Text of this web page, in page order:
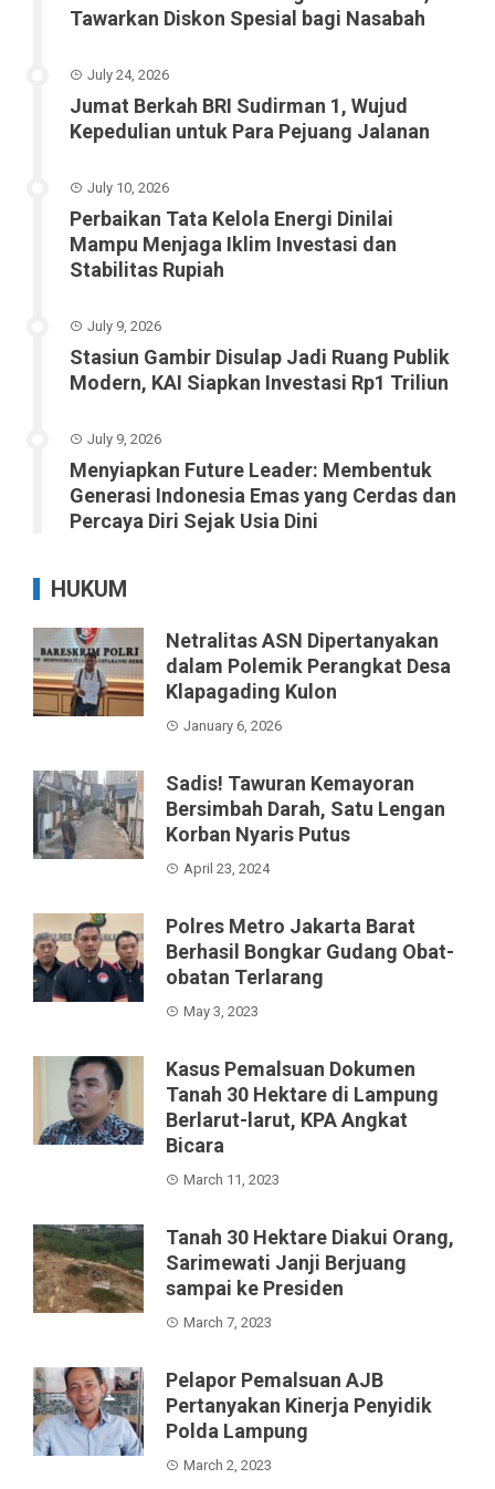
Tawarkan Diskon Spesial bagi Nasabah
July 24, 2026
Jumat Berkah BRI Sudirman 1, Wujud
Kepedulian untuk Para Pejuang Jalanan
July 10, 2026
Perbaikan Tata Kelola Energi Dinilai
Mampu Menjaga Iklim Investasi dan
Stabilitas Rupiah
July 9, 2026
Stasiun Gambir Disulap Jadi Ruang Publik
Modern, KAI Siapkan Investasi Rp1 Triliun
July 9, 2026
Menyiapkan Future Leader: Membentuk
Generasi Indonesia Emas yang Cerdas dan
Percaya Diri Sejak Usia Dini
HUKUM
Netralitas ASN Dipertanyakan
dalam Polemik Perangkat Desa
Klapagading Kulon
January 6, 2026
Sadis! Tawuran Kemayoran
Bersimbah Darah, Satu Lengan
Korban Nyaris Putus
April 23, 2024
Polres Metro Jakarta Barat
Berhasil Bongkar Gudang Obat-
obatan Terlarang
May 3, 2023
Kasus Pemalsuan Dokumen
Tanah 30 Hektare di Lampung
Berlarut-larut, KPA Angkat
Bicara
March 11, 2023
Tanah 30 Hektare Diakui Orang,
Sarimewati Janji Berjuang
sampai ke Presiden
March 7, 2023
Pelapor Pemalsuan AJB
Pertanyakan Kinerja Penyidik
Polda Lampung
March 2, 2023